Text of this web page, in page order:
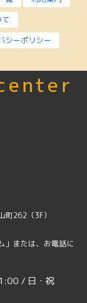
て
シーポリシー
262（3F）
」または、お電話に
/ 日・祝